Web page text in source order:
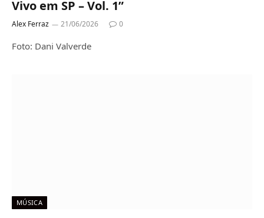
Vivo em SP – Vol. 1”
Alex Ferraz 21/06/2026 0
Foto: Dani Valverde
MÚSICA